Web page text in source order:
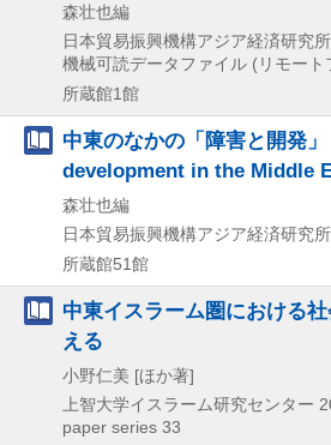
森壮也編
日本貿易振興機構アジア経済研究所
機械可読データファイル (リモート
所蔵館1館
中東のなかの「障害と開発
development in the Middle
森壮也編
日本貿易振興機構アジア経済研究所
所蔵館51館
中東イスラーム圏における
える
小野仁美 [ほか著]
上智大学イスラーム研究センター
paper series 33